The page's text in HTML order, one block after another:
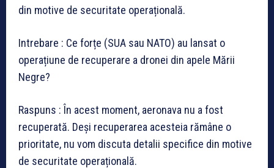
din motive de securitate operațională.
Intrebare : Ce forțe (SUA sau NATO) au lansat o
operațiune de recuperare a dronei din apele Mării
Negre?
Raspuns : În acest moment, aeronava nu a fost
recuperată. Deși recuperarea acesteia rămâne o
prioritate, nu vom discuta detalii specifice din motive
de securitate operațională.